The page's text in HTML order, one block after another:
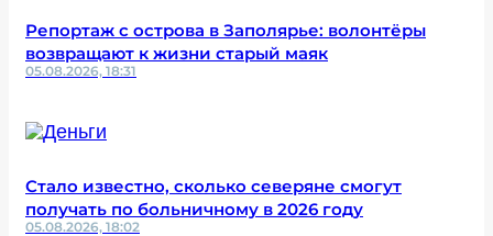
Репортаж с острова в Заполярье: волонтёры
возвращают к жизни старый маяк
05.08.2026, 18:31
Стало известно, сколько северяне смогут
получать по больничному в 2026 году
05.08.2026, 18:02